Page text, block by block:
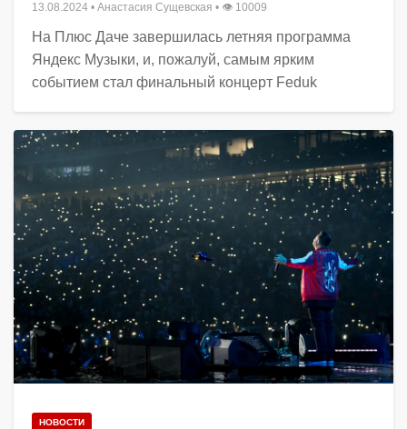
13.08.2024 • Анастасия Сущевская • 👁 10009
На Плюс Даче завершилась летняя программа
Яндекс Музыки, и, пожалуй, самым ярким
событием стал финальный концерт Feduk
НОВОСТИ